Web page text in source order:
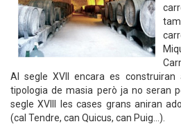
Al segle XVII encara es construiran
tipologia de masia però ja no seran
segle XVIII les cases grans aniran
(cal Tendre, can Quicus, can Puig…).